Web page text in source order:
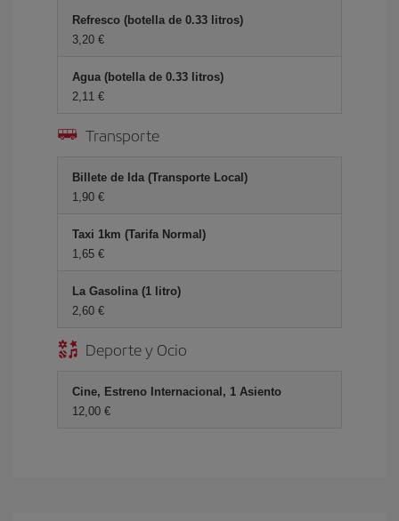
Refresco (botella de 0.33 litros)
3,20 €
Agua (botella de 0.33 litros)
2,11 €
Transporte
Billete de Ida (Transporte Local)
1,90 €
Taxi 1km (Tarifa Normal)
1,65 €
La Gasolina (1 litro)
2,60 €
Deporte y Ocio
Cine, Estreno Internacional, 1 Asiento
12,00 €